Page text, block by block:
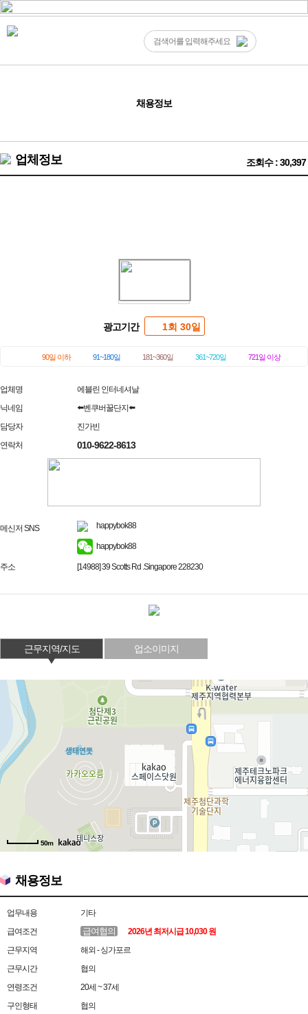
채용정보
업체정보 조회수 : 30,397
광고기간 1회 30일
90일 이하 91~180일 181~360일 361~720일 721일 이상
업체명
에블린 인터네셔날
닉네임
⬅️벤쿠버꿀단지⬅️
담당자
진가빈
연락처
010-9622-8613
메신저 SNS happybok88
happybok88
주소 [14988] 39 Scotts Rd .Singapore 228230
근무지역/지도 업소이미지
50m
채용정보
업무내용
기타
급여조건
급여협의
2026년 최저시급 10,030 원
근무지역
해외 - 싱가포르
근무시간
협의
연령조건
20세 ~ 37세
구인형태
협의